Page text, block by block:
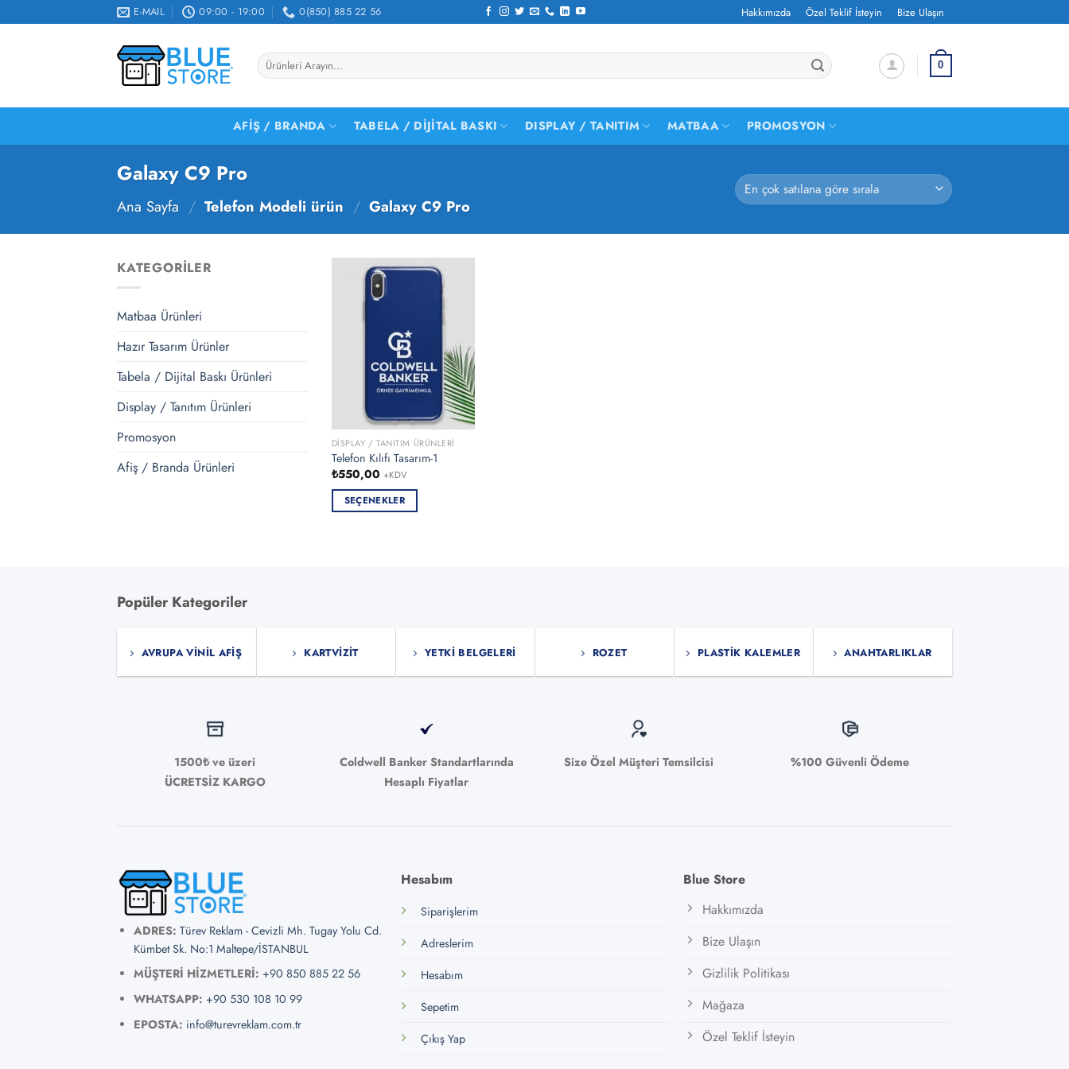
atla
E-MAIL 09:00 - 19:00 0(850) 885 22 56 Hakkımızda Özel Teklif İsteyin Bize Ulaşın
Ara: 0
AFIŞ / BRANDA TABELA / DIJITAL BASKI DISPLAY / TANITIM MATBAA PROMOSYON
Galaxy C9 Pro
Ana Sayfa / Telefon Modeli ürün / Galaxy C9 Pro
KATEGORILER
Matbaa Ürünleri
Hazır Tasarım Ürünler
Tabela / Dijital Baskı Ürünleri
Display / Tanıtım Ürünleri
Promosyon
Afiş / Branda Ürünleri
DISPLAY / TANITIM ÜRÜNLERI
Telefon Kılıfı Tasarım-1
₺550,00 +KDV
SEÇENEKLER
ürün
Popüler Kategoriler
AVRUPA VINIL AFIŞ KARTVIZIT YETKI BELGELERI ROZET PLASTIK KALEMLER ANAHTARLIKLAR
1500₺ ve üzeri
ÜCRETSİZ KARGO
Coldwell Banker Standartlarında
Hesaplı Fiyatlar
Size Özel Müşteri Temsilcisi %100 Güvenli Ödeme
ADRES: Türev Reklam - Cevizli Mh. Tugay Yolu Cd.
Kümbet Sk. No:1 Maltepe/İSTANBUL
MÜŞTERİ HİZMETLERİ: +90 850 885 22 56
WHATSAPP: +90 530 108 10 99
EPOSTA: info@turevreklam.com.tr
Hesabım
Siparişlerim
Adreslerim
Hesabım
Sepetim
Çıkış Yap
Blue Store
Hakkımızda
Bize Ulaşın
Gizlilik Politikası
Mağaza
Özel Teklif İsteyin